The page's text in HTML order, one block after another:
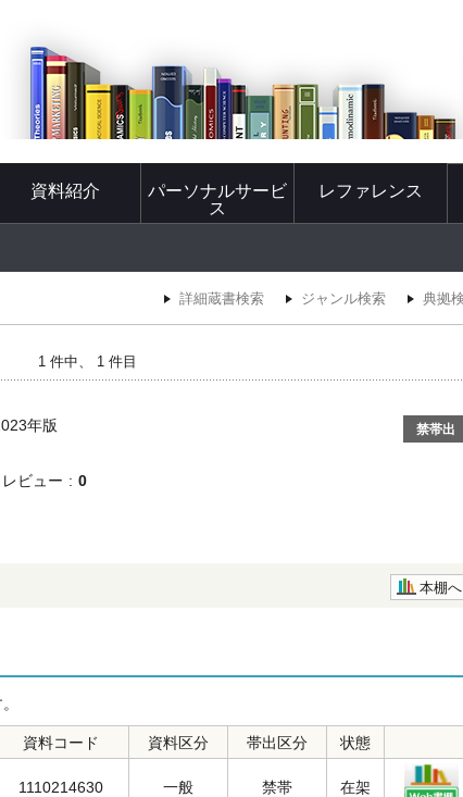
資料紹介
パーソナルサービ
ス
レファレンス
詳細蔵書検索 ジャンル検索 典拠
1 件中、 1 件目
年版 禁帯出
レビュー 0
本棚へ
資料コード 資料区分 帯出区分 状態
1110214630 一般 禁帯 在架